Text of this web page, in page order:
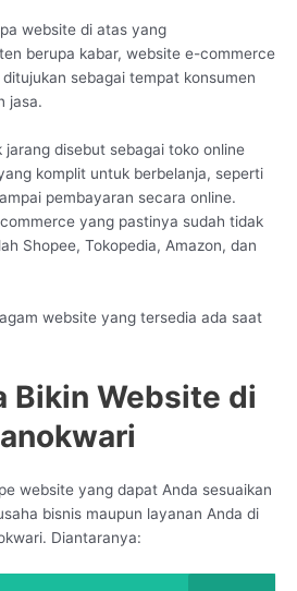
website di atas yang
berupa kabar, website e-commerce
sebagai tempat konsumen
jasa.
jarang disebut sebagai toko online
komplit untuk berbelanja, seperti
pembayaran secara online.
yang pastinya sudah tidak
Shopee, Tokopedia, Amazon, dan
website yang tersedia ada saat
Bikin Website di
website yang dapat Anda sesuaikan
bisnis maupun layanan Anda di
Diantaranya: